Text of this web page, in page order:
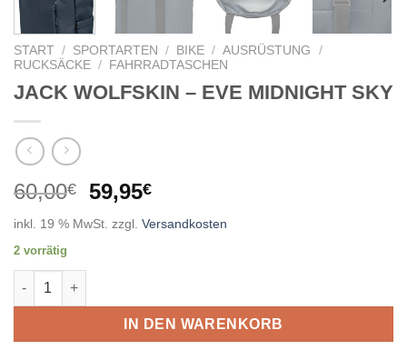
START / SPORTARTEN / BIKE / AUSRÜSTUNG
/
RUCKSÄCKE / FAHRRADTASCHEN
JACK WOLFSKIN – EVE MIDNIGHT SKY
60,00€
Ursprünglicher
war:
59,95€Aktueller
ist:
inkl. 19 % MwSt. zzgl. Versandkosten
2 vorrätig
JACK WOLFSKIN - EVE MIDNIGHT SKY Menge
IN DEN WARENKORB